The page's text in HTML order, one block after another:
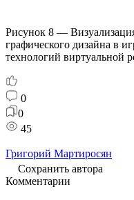
Рисунок 8 —
графического дизайна в
технологий виртуальной
0
0
45
Григорий Мартиросян
Сохранить автора
Комментарии